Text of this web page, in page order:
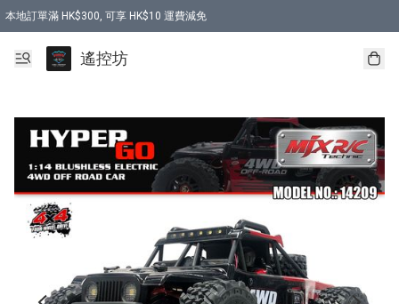
本地訂單滿 HK$300, 可享 HK$10 運費減免
購買 7.6V 6500mah 70C 電池 送 7.6V USB充電器
遙控坊